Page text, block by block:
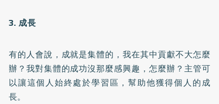
3. 成長
有的人會說，成就是集體的，我在其中貢獻不大怎麼
辦？我對集體的成功沒那麼感興趣，怎麼辦？主管可
以讓這個人始終處於學習區，幫助他獲得個人的成
長。